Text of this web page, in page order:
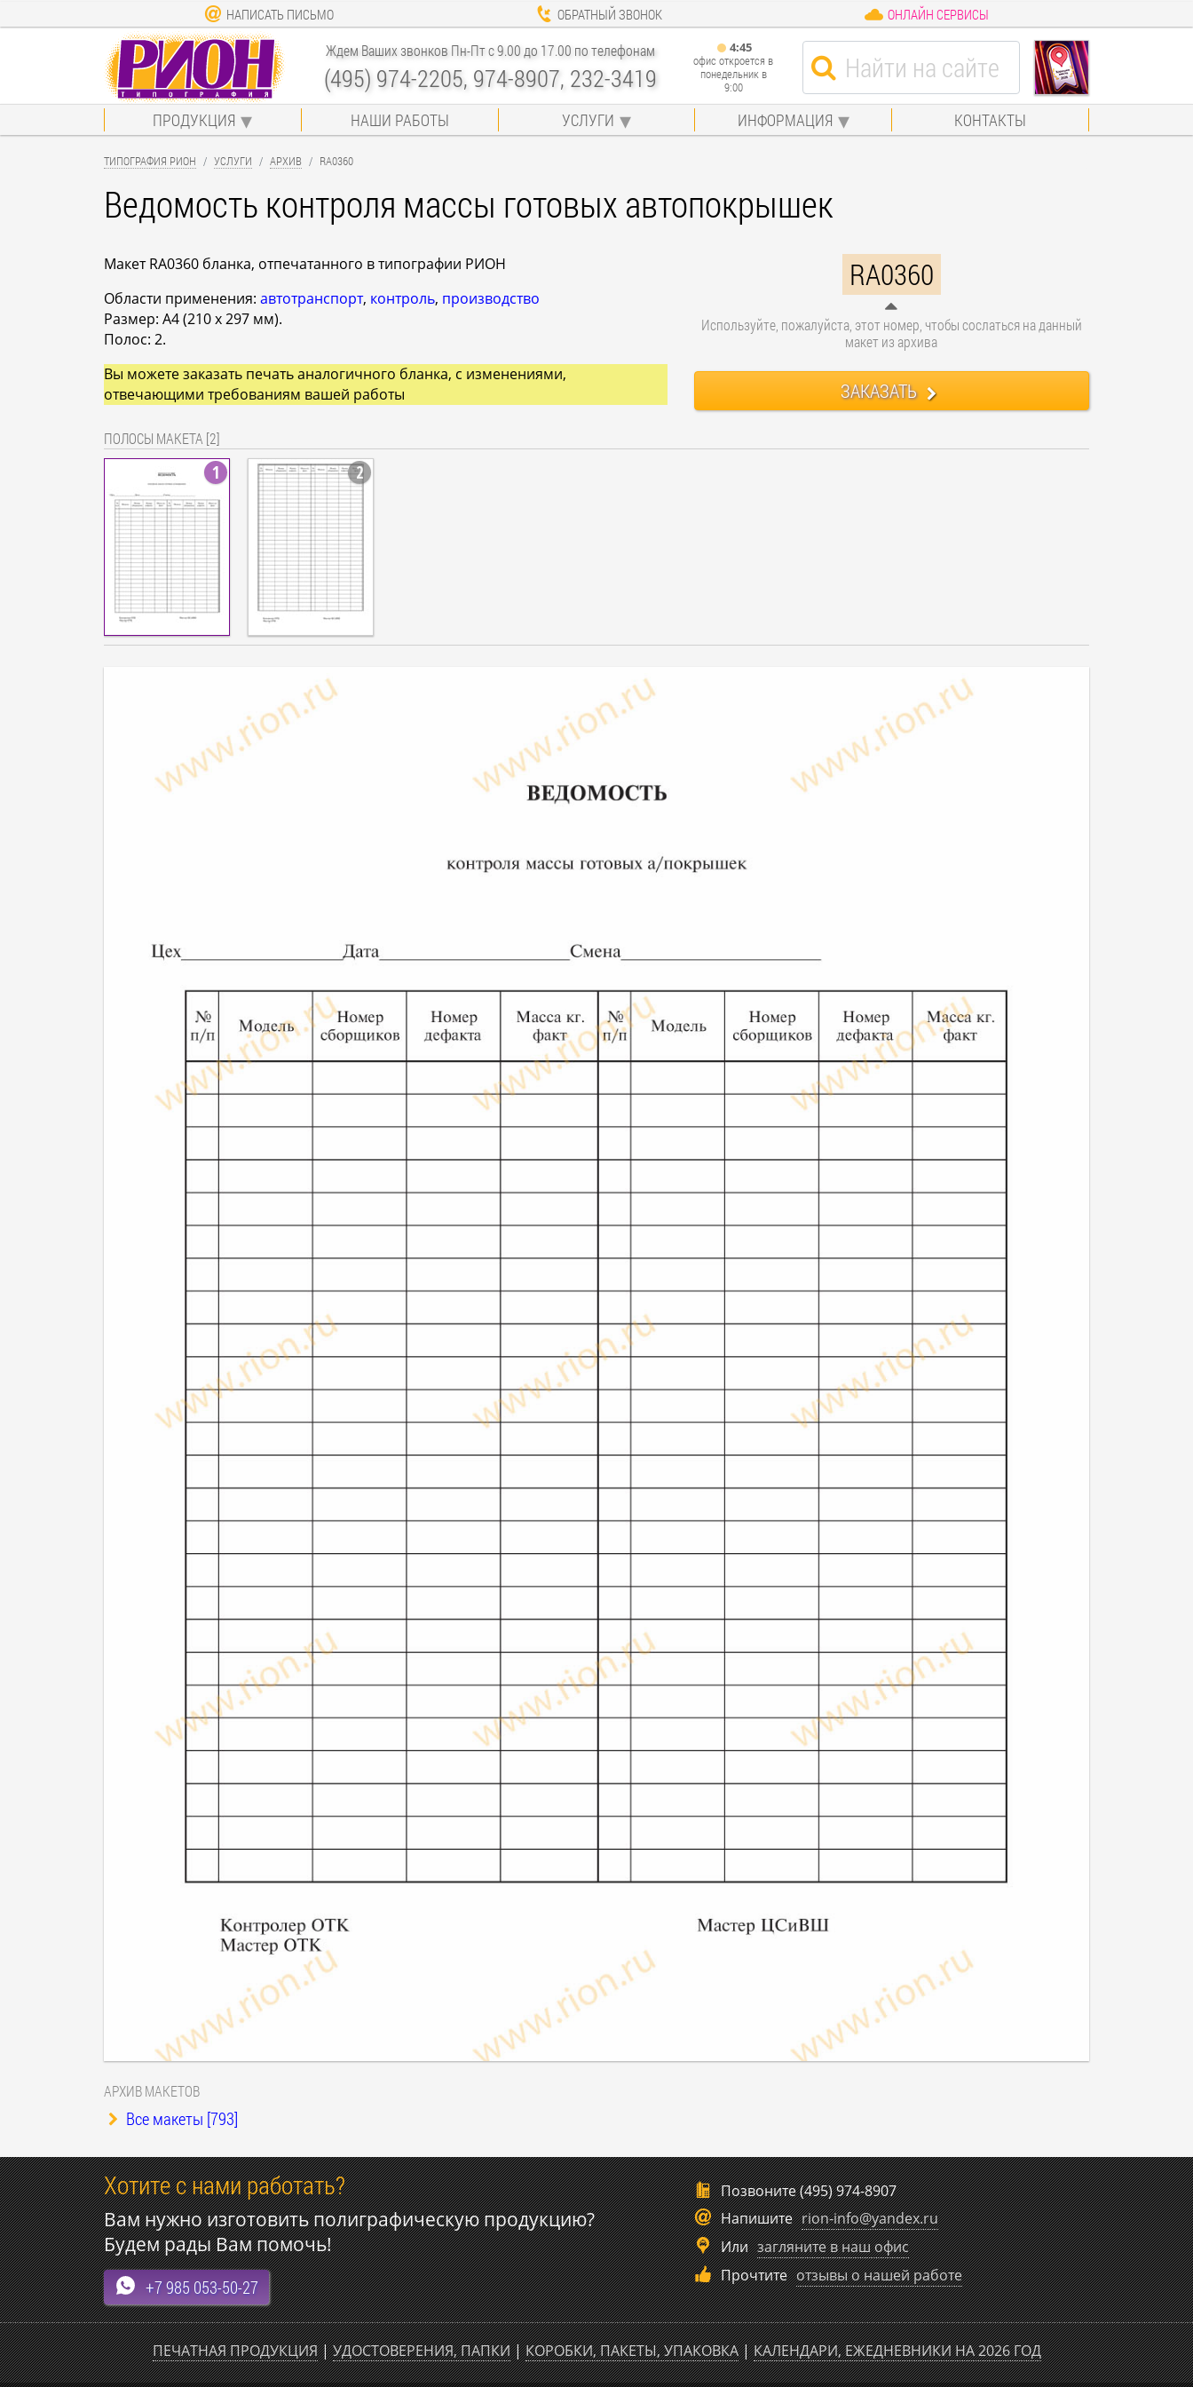
НАПИСАТЬ ПИСЬМО ОБРАТНЫЙ ЗВОНОК ОНЛАЙН СЕРВИСЫ
Ждем Ваших звонков Пн-Пт с 9.00 до 17.00 по телефонам
(495) 974-2205, 974-8907, 232-3419
4:45
офис откроется в
понедельник в
9:00
ПРОДУКЦИЯ НАШИ РАБОТЫ УСЛУГИ ИНФОРМАЦИЯ КОНТАКТЫ
ТИПОГРАФИЯ РИОН УСЛУГИ АРХИВ RA0360
Ведомость контроля массы готовых автопокрышек
Макет RA0360 бланка, отпечатанного в типографии РИОН
Области применения: автотранспорт, контроль, производство
Размер: A4 (210 x 297 мм).
Полос: 2.
Вы можете заказать печать аналогичного бланка, с изменениями,
отвечающими требованиям вашей работы
RA0360
Используйте, пожалуйста, этот номер, чтобы сослаться на данный
макет из архива
ЗАКАЗАТЬ
ПОЛОСЫ МАКЕТА [2]
1 2
АРХИВ МАКЕТОВ
Все макеты [793]
Хотите с нами работать?
Вам нужно изготовить полиграфическую продукцию?
Будем рады Вам помочь!
+7 985 053-50-27
Позвоните(495) 974-8907
Напишите rion-info@yandex.ru
Или загляните в наш офис
Прочтите отзывы о нашей работе
ПЕЧАТНАЯ ПРОДУКЦИЯ|УДОСТОВЕРЕНИЯ, ПАПКИ|КОРОБКИ, ПАКЕТЫ, УПАКОВКА|КАЛЕНДАРИ, ЕЖЕДНЕВНИКИ НА 2026 ГОД